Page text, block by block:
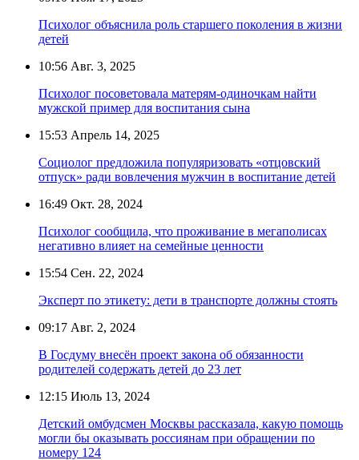
Психолог объяснила роль старшего поколения в жизни
детей
10:56 Авг. 3, 2025
Психолог посоветовала матерям-одиночкам найти
мужской пример для воспитания сына
15:53 Апрель 14, 2025
Социолог предложила популяризовать «отцовский
отпуск» ради вовлечения мужчин в воспитание детей
16:49 Окт. 28, 2024
Психолог сообщила, что проживание в мегаполисах
негативно влияет на семейные ценности
15:54 Сен. 22, 2024
Эксперт по этикету: дети в транспорте должны стоять
09:17 Авг. 2, 2024
В Госдуму внесён проект закона об обязанности
родителей содержать детей до 23 лет
12:15 Июль 13, 2024
Детский омбудсмен Москвы рассказала, какую помощь
могли бы оказывать россиянам при обращении по
номеру 124